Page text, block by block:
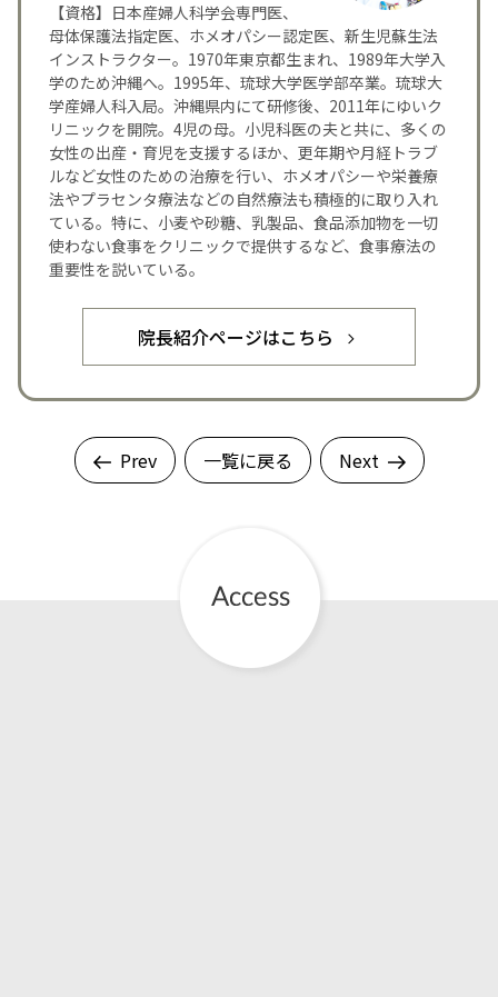
【資格】日本産婦人科学会専門医、
母体保護法指定医、ホメオパシー認定医、新生児蘇生法
インストラクター。1970年東京都生まれ、1989年大学入
学のため沖縄へ。1995年、琉球大学医学部卒業。琉球大
学産婦人科入局。沖縄県内にて研修後、2011年にゆいク
リニックを開院。4児の母。小児科医の夫と共に、多くの
女性の出産・育児を支援するほか、更年期や月経トラブ
ルなど女性のための治療を行い、ホメオパシーや栄養療
法やプラセンタ療法などの自然療法も積極的に取り入れ
ている。特に、小麦や砂糖、乳製品、食品添加物を一切
使わない食事をクリニックで提供するなど、食事療法の
重要性を説いている。
院長紹介ページはこちら
Prev 一覧に戻る Next